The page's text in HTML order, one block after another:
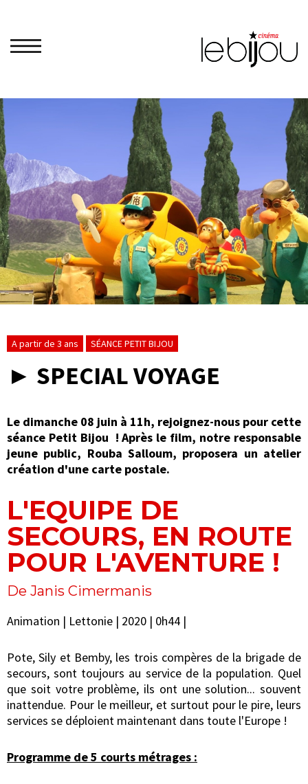
A partir de 3 ans SÉANCE PETIT BIJOU
► SPECIAL VOYAGE
Le dimanche 08 juin à 11h, rejoignez-nous pour cette
séance Petit Bijou ! Après le film, notre responsable
jeune public, Rouba Salloum, proposera un atelier
création d'une carte postale.
L'EQUIPE DE
SECOURS, EN ROUTE
POUR L'AVENTURE !
De Janis Cimermanis
Animation | Lettonie | 2020 | 0h44 |
Pote, Sily et Bemby, les trois compères de la brigade de
secours, sont toujours au service de la population. Quel
que soit votre problème, ils ont une solution... souvent
inattendue. Pour le meilleur, et surtout pour le pire, leurs
services se déploient maintenant dans toute l'Europe !
Programme de 5 courts métrages :